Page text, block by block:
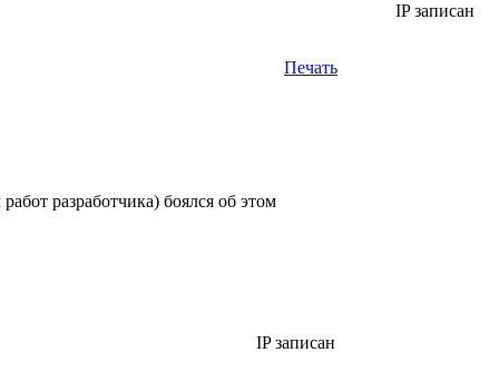
IP записан
Печать
разработчика) боялся об этом
IP записан